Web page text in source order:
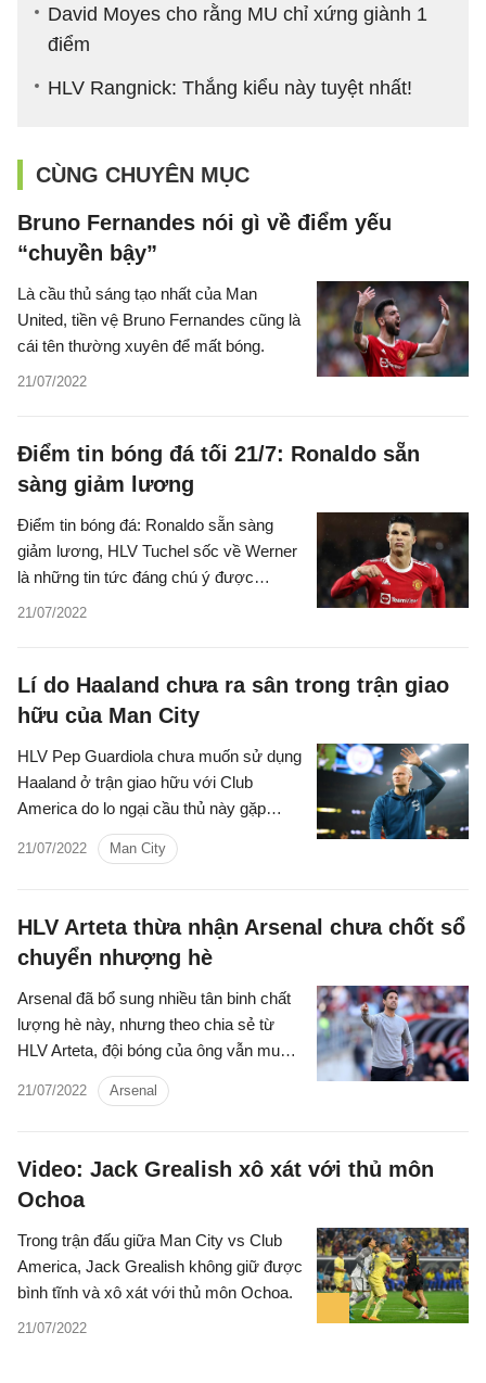
David Moyes cho rằng MU chỉ xứng giành 1
điểm
HLV Rangnick: Thắng kiểu này tuyệt nhất!
CÙNG CHUYÊN MỤC
Bruno Fernandes nói gì về điểm yếu
“chuyền bậy”
Là cầu thủ sáng tạo nhất của Man
United, tiền vệ Bruno Fernandes cũng là
cái tên thường xuyên để mất bóng.
21/07/2022
Điểm tin bóng đá tối 21/7: Ronaldo sẵn
sàng giảm lương
Điểm tin bóng đá: Ronaldo sẵn sàng
giảm lương, HLV Tuchel sốc về Werner
là những tin tức đáng chú ý được
chuyên trang Bóng đá 24h tổng hợp tối
21/07/2022
Lí do Haaland chưa ra sân trong trận giao
hữu của Man City
HLV Pep Guardiola chưa muốn sử dụng
Haaland ở trận giao hữu với Club
America do lo ngại cầu thủ này gặp
chấn thương.
21/07/2022 Man City
HLV Arteta thừa nhận Arsenal chưa chốt sổ
chuyển nhượng hè
Arsenal đã bổ sung nhiều tân binh chất
lượng hè này, nhưng theo chia sẻ từ
HLV Arteta, đội bóng của ông vẫn muốn
chiêu mộ thêm cầu thủ.
21/07/2022 Arsenal
Video: Jack Grealish xô xát với thủ môn
Ochoa
Trong trận đấu giữa Man City vs Club
America, Jack Grealish không giữ được
bình tĩnh và xô xát với thủ môn Ochoa.
21/07/2022